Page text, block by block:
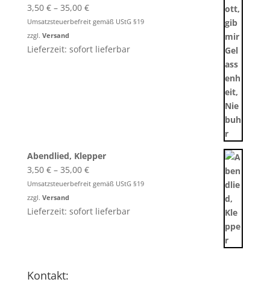
3,50 € – 35,00 €Preisspanne:
3,50 €
35,00 €
Umsatzsteuerbefreit gemäß UStG §19
zzgl. Versand
Lieferzeit: sofort lieferbar
Abendlied, Klepper
3,50 € – 35,00 €Preisspanne:
3,50 €
35,00 €
Umsatzsteuerbefreit gemäß UStG §19
zzgl. Versand
Lieferzeit: sofort lieferbar
Kontakt: